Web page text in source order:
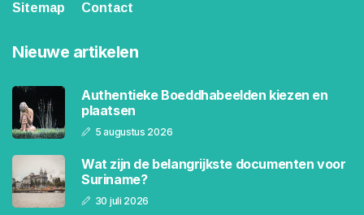
Sitemap
Contact
Nieuwe artikelen
Authentieke Boeddhabeelden kiezen en
plaatsen
5 augustus 2026
Wat zijn de belangrijkste documenten voor
Suriname?
30 juli 2026